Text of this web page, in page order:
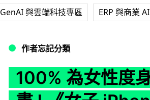
GenAI 與雲端科技專區 ERP 與商業
作者忘記分類
100% 為女性度